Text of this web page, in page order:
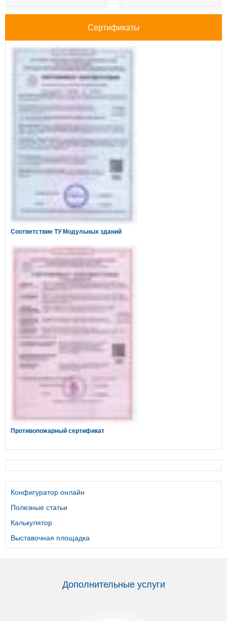
Сертификаты
Соответствие ТУ Модульных зданий
Противопожарный сертификат
Конфигуратор онлайн
Полезные статьи
Калькулятор
Выставочная площадка
Дополнительные услуги